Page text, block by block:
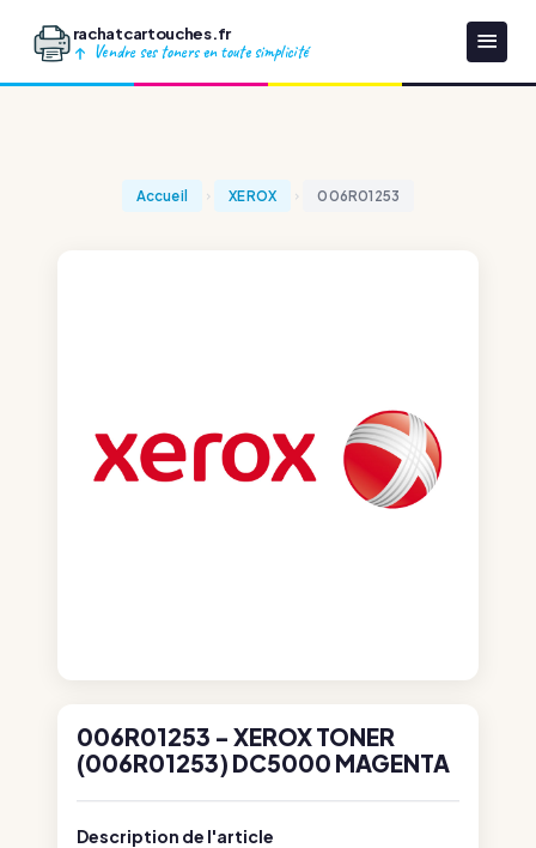
rachatcartouches.fr
Vendre ses toners en toute simplicité
Accueil XEROX 006R01253
006R01253 - XEROX TONER
(006R01253) DC5000 MAGENTA
Description de l'article